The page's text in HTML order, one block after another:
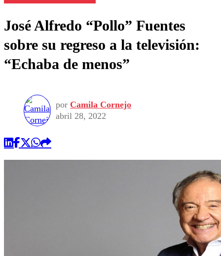
José Alfredo “Pollo” Fuentes
sobre su regreso a la televisión:
“Echaba de menos”
por Camila Cornejo
abril 28, 2022